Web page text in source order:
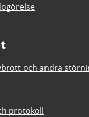
och andra
protokoll